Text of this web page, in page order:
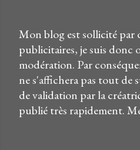
E
n
r
e
g
i
Mon blog est sollicité par
publicitaires, je suis donc
modération. Par
ne s'affichera pas tout de
de validation par la
publié très rapidement.